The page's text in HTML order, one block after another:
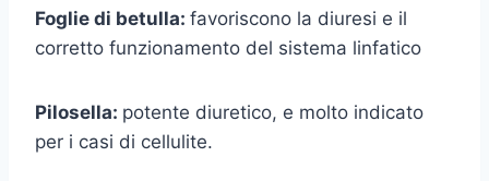
Foglie di betulla: favoriscono la diuresi e il
corretto funzionamento del sistema linfatico
Pilosella: potente diuretico, e molto indicato
per i casi di cellulite.